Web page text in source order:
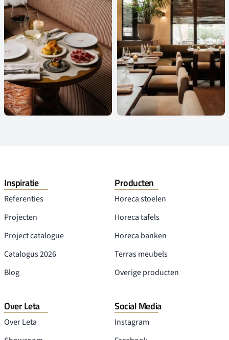
Inspiratie
Referenties
Projecten
Project catalogue
Catalogus 2026
Blog
Producten
Horeca stoelen
Horeca tafels
Horeca banken
Terras meubels
Overige producten
Over Leta
Over Leta
Social Media
Instagram